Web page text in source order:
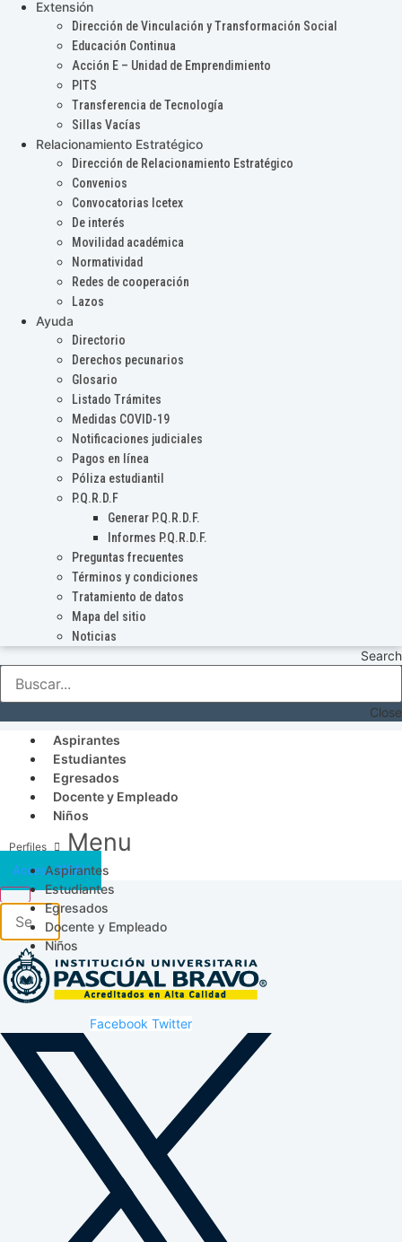
Extensión
Dirección de Vinculación y Transformación Social
Educación Continua
Acción E – Unidad de Emprendimiento
PITS
Transferencia de Tecnología
Sillas Vacías
Relacionamiento Estratégico
Dirección de Relacionamiento Estratégico
Convenios
Convocatorias Icetex
De interés
Movilidad académica
Normatividad
Redes de cooperación
Lazos
Ayuda
Directorio
Derechos pecunarios
Glosario
Listado Trámites
Medidas COVID-19
Notificaciones judiciales
Pagos en línea
Póliza estudiantil
P.Q.R.D.F
Generar P.Q.R.D.F.
Informes P.Q.R.D.F.
Preguntas frecuentes
Términos y condiciones
Tratamiento de datos
Mapa del sitio
Noticias
Search
Close
Aspirantes
Estudiantes
Egresados
Docente y Empleado
Niños
Menu
Aspirantes
Estudiantes
Egresados
Docente y Empleado
Niños
Acceso SICAU
Facebook Twitter